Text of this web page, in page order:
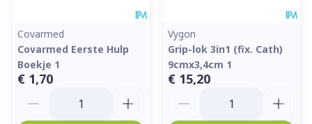
Covarmed
Covarmed Eerste Hulp
Boekje 1
€ 1,70
Vygon
Grip-lok 3in1 (fix. Cath)
9cmx3,4cm 1
€ 15,20